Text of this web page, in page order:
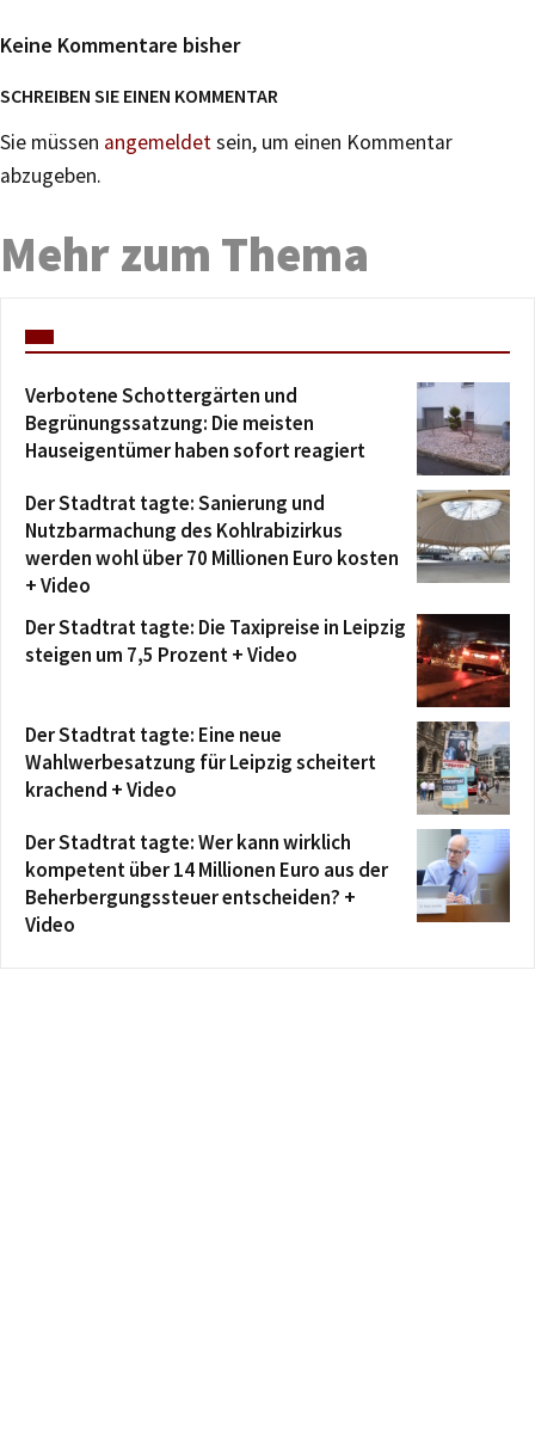
Keine Kommentare bisher
SCHREIBEN SIE EINEN KOMMENTAR
Sie müssen angemeldetsein, um einen Kommentar
abzugeben.
Mehr zum Thema
Verbotene Schottergärten und
Begrünungssatzung: Die meisten
Hauseigentümer haben sofort reagiert
Der Stadtrat tagte: Sanierung und
Nutzbarmachung des Kohlrabizirkus
werden wohl über 70 Millionen Euro kosten
+ Video
Der Stadtrat tagte: Die Taxipreise in Leipzig
steigen um 7,5 Prozent + Video
Der Stadtrat tagte: Eine neue
Wahlwerbesatzung für Leipzig scheitert
krachend + Video
Der Stadtrat tagte: Wer kann wirklich
kompetent über 14 Millionen Euro aus der
Beherbergungssteuer entscheiden? +
Video